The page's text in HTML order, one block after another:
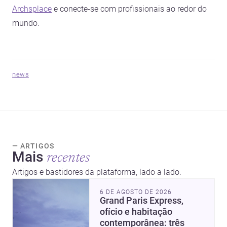
Archsplace e conecte-se com profissionais ao redor do
mundo.
news
— ARTIGOS
Mais recentes
Artigos e bastidores da plataforma, lado a lado.
6 DE AGOSTO DE 2026
Grand Paris Express,
ofício e habitação
contemporânea: três